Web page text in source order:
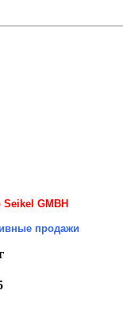
Seikel GMBH
продажи